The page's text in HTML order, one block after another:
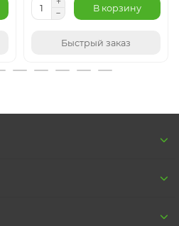
В корзину
Быстрый заказ